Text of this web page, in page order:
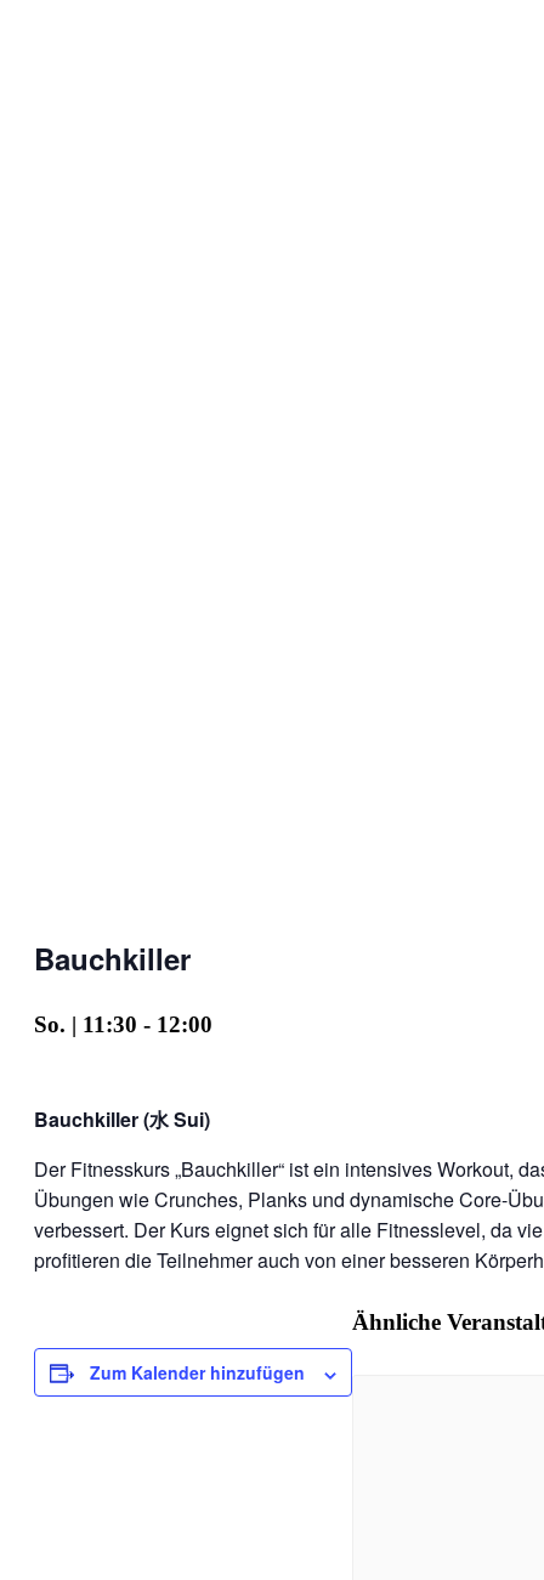
Bauchkiller
So. | 11:30 - 12:00
Bauchkiller (水 Sui)
Der Fitnesskurs „Bauchkiller“ ist ein intensives Workout,
Übungen wie Crunches, Planks und dynamische Core-
verbessert. Der Kurs eignet sich für alle Fitnesslevel, da
profitieren die Teilnehmer auch von einer besseren
Zum Kalender hinzufügen
Ähnliche